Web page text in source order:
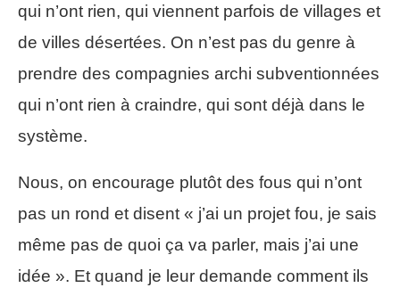
qui n’ont rien, qui viennent parfois de villages et
de villes désertées. On n’est pas du genre à
prendre des compagnies archi subventionnées
qui n’ont rien à craindre, qui sont déjà dans le
système.
Nous, on encourage plutôt des fous qui n’ont
pas un rond et disent « j’ai un projet fou, je sais
même pas de quoi ça va parler, mais j’ai une
idée ». Et quand je leur demande comment ils